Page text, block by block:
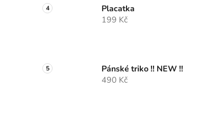
Placatka
199 Kč
Pánské triko !! NEW !!
490 Kč